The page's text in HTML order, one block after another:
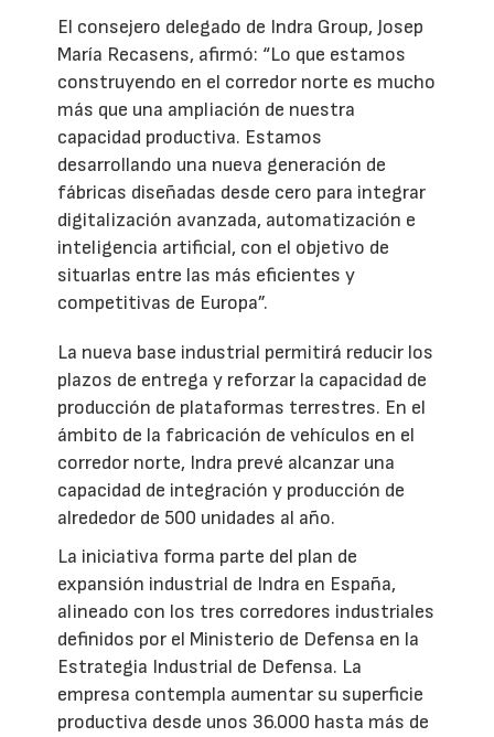
El consejero delegado de Indra Group, Josep
María Recasens, afirmó: “Lo que estamos
construyendo en el corredor norte es mucho
más que una ampliación de nuestra
capacidad productiva. Estamos
desarrollando una nueva generación de
fábricas diseñadas desde cero para integrar
digitalización avanzada, automatización e
inteligencia artificial, con el objetivo de
situarlas entre las más eficientes y
competitivas de Europa”.
La nueva base industrial permitirá reducir los
plazos de entrega y reforzar la capacidad de
producción de plataformas terrestres. En el
ámbito de la fabricación de vehículos en el
corredor norte, Indra prevé alcanzar una
capacidad de integración y producción de
alrededor de 500 unidades al año.
La iniciativa forma parte del plan de
expansión industrial de Indra en España,
alineado con los tres corredores industriales
definidos por el Ministerio de Defensa en la
Estrategia Industrial de Defensa. La
empresa contempla aumentar su superficie
productiva desde unos 36.000 hasta más de